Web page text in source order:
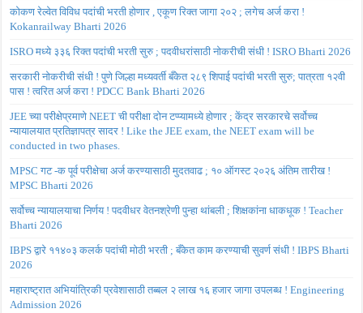
कोकण रेल्वेत विविध पदांची भरती होणार , एकूण रिक्त जागा २०२ ; लगेच अर्ज करा !
Kokanrailway Bharti 2026
ISRO मध्ये ३३६ रिक्त पदांची भरती सुरु ; पदवीधरांसाठी नोकरीची संधी ! ISRO Bharti 2026
सरकारी नोकरीची संधी ! पुणे जिल्हा मध्यवर्ती बँकेत २८९ शिपाई पदांची भरती सुरु; पात्रता १२वी
पास ! त्वरित अर्ज करा ! PDCC Bank Bharti 2026
JEE च्या परीक्षेप्रमाणे NEET ची परीक्षा दोन टप्प्यामध्ये होणार ; केंद्र सरकारचे सर्वोच्च
न्यायालयात प्रतिज्ञापत्र सादर ! Like the JEE exam, the NEET exam will be
conducted in two phases.
MPSC गट -क पूर्व परीक्षेचा अर्ज करण्यासाठी मुदतवाढ ; १० ऑगस्ट २०२६ अंतिम तारीख !
MPSC Bharti 2026
सर्वोच्च न्यायालयाचा निर्णय ! पदवीधर वेतनश्रेणी पुन्हा थांबली ; शिक्षकांना धाकधूक ! Teacher
Bharti 2026
IBPS द्वारे ११४०३ कलर्क पदांची मोठी भरती ; बँकेत काम करण्याची सुवर्ण संधी ! IBPS Bharti
2026
महाराष्ट्रात अभियांत्रिकी प्रवेशासाठी तब्बल २ लाख १६ हजार जागा उपलब्ध ! Engineering
Admission 2026